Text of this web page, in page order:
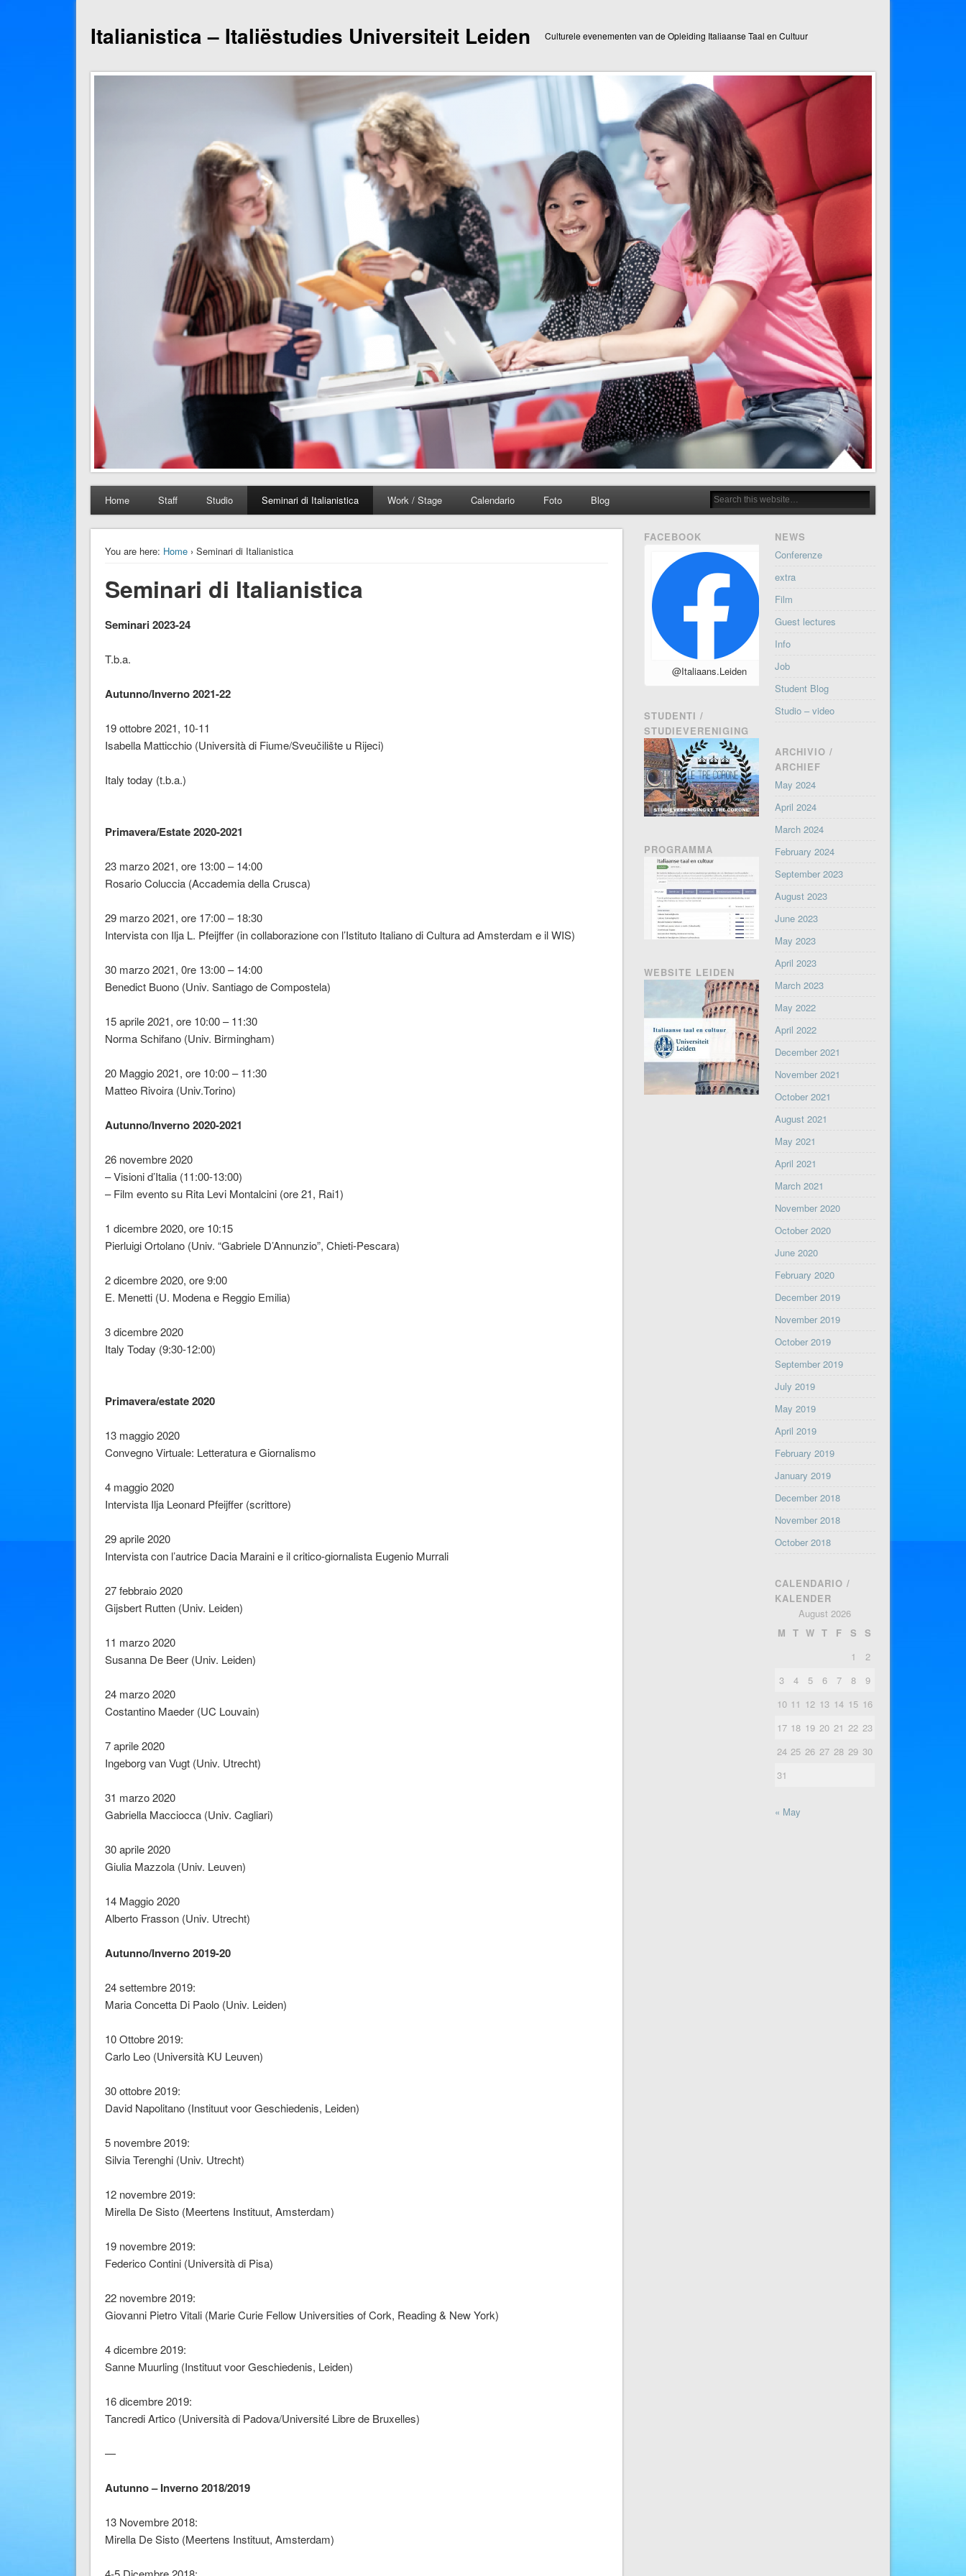
Italianistica – Italiëstudies Universiteit Leiden Culturele evenementen van de Opleiding Italiaanse Taal en Cultuur
Home Staff Studio Seminari di Italianistica Work / Stage Calendario Foto Blog
You are here: Home› Seminari di Italianistica
Seminari di Italianistica
Seminari 2023-24
T.b.a.
Autunno/Inverno 2021-22
19 ottobre 2021, 10-11
Isabella Matticchio (Università di Fiume/Sveučilište u Rijeci)
Italy today (t.b.a.)
Primavera/Estate 2020-2021
23 marzo 2021, ore 13:00 – 14:00
Rosario Coluccia (Accademia della Crusca)
29 marzo 2021, ore 17:00 – 18:30
Intervista con Ilja L. Pfeijffer (in collaborazione con l’Istituto Italiano di Cultura ad Amsterdam e il WIS)
30 marzo 2021, 0re 13:00 – 14:00
Benedict Buono (Univ. Santiago de Compostela)
15 aprile 2021, ore 10:00 – 11:30
Norma Schifano (Univ. Birmingham)
20 Maggio 2021, ore 10:00 – 11:30
Matteo Rivoira (Univ.Torino)
Autunno/Inverno 2020-2021
26 novembre 2020
– Visioni d’Italia (11:00-13:00)
– Film evento su Rita Levi Montalcini (ore 21, Rai1)
1 dicembre 2020, ore 10:15
Pierluigi Ortolano (Univ. “Gabriele D’Annunzio”, Chieti-Pescara)
2 dicembre 2020, ore 9:00
E. Menetti (U. Modena e Reggio Emilia)
3 dicembre 2020
Italy Today (9:30-12:00)
Primavera/estate 2020
13 maggio 2020
Convegno Virtuale: Letteratura e Giornalismo
4 maggio 2020
Intervista Ilja Leonard Pfeijffer (scrittore)
29 aprile 2020
Intervista con l’autrice Dacia Maraini e il critico-giornalista Eugenio Murrali
27 febbraio 2020
Gijsbert Rutten (Univ. Leiden)
11 marzo 2020
Susanna De Beer (Univ. Leiden)
24 marzo 2020
Costantino Maeder (UC Louvain)
7 aprile 2020
Ingeborg van Vugt (Univ. Utrecht)
31 marzo 2020
Gabriella Macciocca (Univ. Cagliari)
30 aprile 2020
Giulia Mazzola (Univ. Leuven)
14 Maggio 2020
Alberto Frasson (Univ. Utrecht)
Autunno/Inverno 2019-20
24 settembre 2019:
Maria Concetta Di Paolo (Univ. Leiden)
10 Ottobre 2019:
Carlo Leo (Università KU Leuven)
30 ottobre 2019:
David Napolitano (Instituut voor Geschiedenis, Leiden)
5 novembre 2019:
Silvia Terenghi (Univ. Utrecht)
12 novembre 2019:
Mirella De Sisto (Meertens Instituut, Amsterdam)
19 novembre 2019:
Federico Contini (Università di Pisa)
22 novembre 2019:
Giovanni Pietro Vitali (Marie Curie Fellow Universities of Cork, Reading & New York)
4 dicembre 2019:
Sanne Muurling (Instituut voor Geschiedenis, Leiden)
16 dicembre 2019:
Tancredi Artico (Università di Padova/Université Libre de Bruxelles)
—
Autunno – Inverno 2018/2019
13 Novembre 2018:
Mirella De Sisto (Meertens Instituut, Amsterdam)
FACEBOOK
@Italiaans.Leiden
STUDENTI /
STUDIEVERENIGING
PROGRAMMA
WEBSITE LEIDEN
NEWS
Conferenze
extra
Film
Guest lectures
Info
Job
Student Blog
Studio – video
ARCHIVIO /
ARCHIEF
May 2024
April 2024
March 2024
February 2024
September 2023
August 2023
June 2023
May 2023
April 2023
March 2023
May 2022
April 2022
December 2021
November 2021
October 2021
August 2021
May 2021
April 2021
March 2021
November 2020
October 2020
June 2020
February 2020
December 2019
November 2019
October 2019
September 2019
July 2019
May 2019
April 2019
February 2019
January 2019
December 2018
November 2018
October 2018
CALENDARIO /
KALENDER
August 2026
M T W T F S
S
1
2
3
4 5 6 7 8
9
10 11 12 13 14 15 16
17 18 19 20 21 22 23
24 25 26 27 28 29 30
31
« May